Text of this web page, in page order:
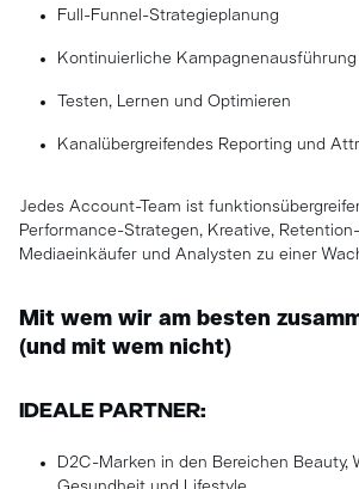
Full-Funnel-Strategieplanung
Kontinuierliche Kampagnenausführung
Testen, Lernen und Optimieren
Kanalübergreifendes Reporting und
Jedes Account-Team ist
Performance-Strategen, Kreative,
Mediaeinkäufer und Analysten zu einer
Mit wem wir am besten
(und mit wem nicht)
IDEALE PARTNER:
D2C-Marken in den Bereichen Beauty,